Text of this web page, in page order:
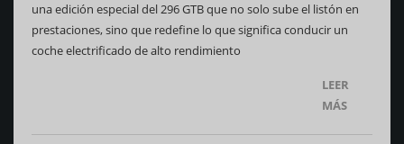
una edición especial del 296 GTB que no solo sube el listón en
prestaciones, sino que redefine lo que significa conducir un
coche electrificado de alto rendimiento
LEER
MÁS